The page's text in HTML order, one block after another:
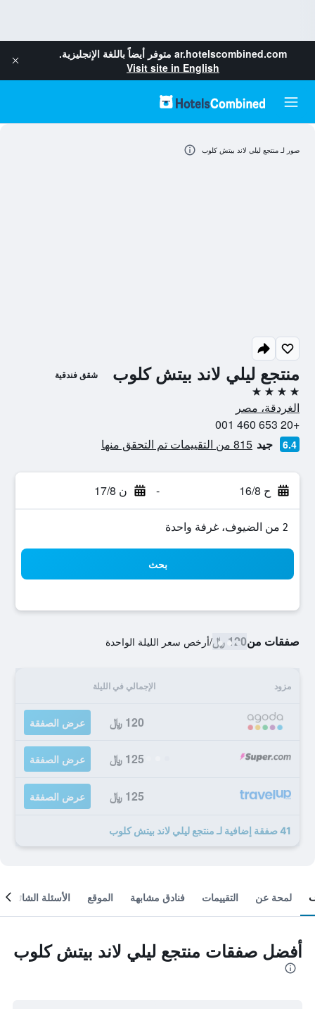
ar.hotelscombined.com متوفر أيضاً باللغة الإنجليزية.
Visit site in English
منتجع ليلي لاند بيتش كلوب شقق فندقية
4 نجوم
الغردقة، مصر
+20 653 460 001
6.4 جيد 815 من التقييمات تم التحقق منها
ح 16/8 - ن 17/8
2 من الضيوف، غرفة واحدة
بحث
صفقات من120 ﷼ /أرخص سعر الليلة الواحدة
مزود الإجمالي في الليلة
120 ﷼ عرض الصفقة
125 ﷼ عرض الصفقة
125 ﷼ عرض الصفقة
41 صفقة إضافية لـ منتجع ليلي لاند بيتش كلوب
صور لـ منتجع ليلي لاند بيتش كلوب
لمحة عن التقييمات فنادق مشابهة الموقع الأسئلة الشائعة
أفضل صفقات منتجع ليلي لاند بيتش كلوب